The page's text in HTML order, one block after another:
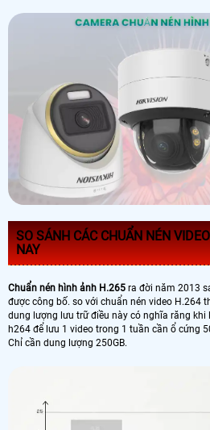
SO SÁNH CÁC CHUẨN NÉN
NAY
Chuẩn nén hình ảnh H.265 ra đời năm 2013
được công bố. so với chuẩn nén video H.264
dung lượng lưu trữ điều này có nghĩa răng khi
h264 để lưu 1 video trong 1 tuần cần ổ cứng
Chỉ cần dung lượng 250GB.